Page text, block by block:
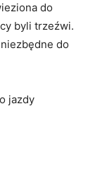
do
byli trzeźwi.
do
jazdy